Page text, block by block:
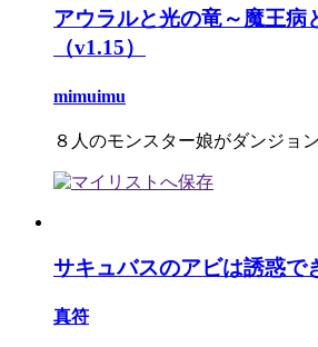
アウラルと光の竜～魔王病
（v1.15）
mimuimu
８人のモンスター娘がダンジョ
サキュバスのアビは誘惑で
真符